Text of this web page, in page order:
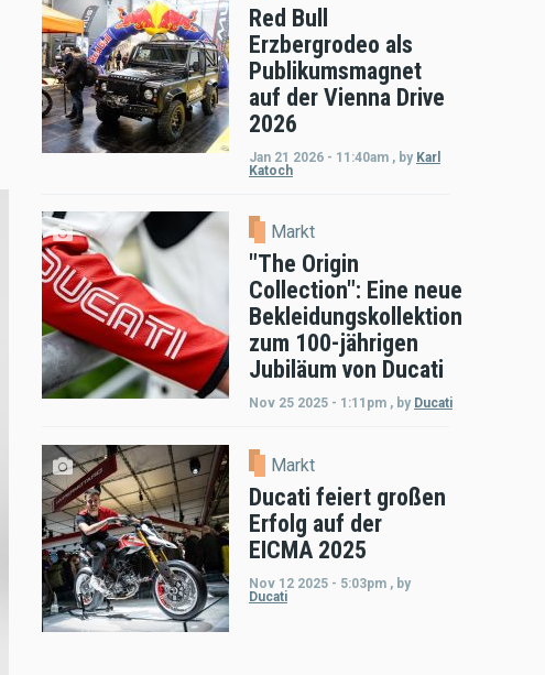
Red Bull
Erzbergrodeo als
Publikumsmagnet
auf der Vienna Drive
2026
Jan 21 2026 - 11:40am , by Karl
Katoch
Markt
"The Origin
Collection": Eine neue
Bekleidungskollektion
zum 100-jährigen
Jubiläum von Ducati
Nov 25 2025 - 1:11pm , by Ducati
Markt
Ducati feiert großen
Erfolg auf der
EICMA 2025
Nov 12 2025 - 5:03pm , by
Ducati